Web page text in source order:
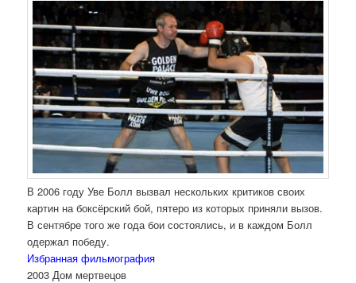
В 2006 году Уве Болл вызвал нескольких критиков своих
картин на боксёрский бой, пятеро из которых приняли вызов.
В сентябре того же года бои состоялись, и в каждом Болл
одержал победу.
Избранная фильмография
2003 Дом мертвецов